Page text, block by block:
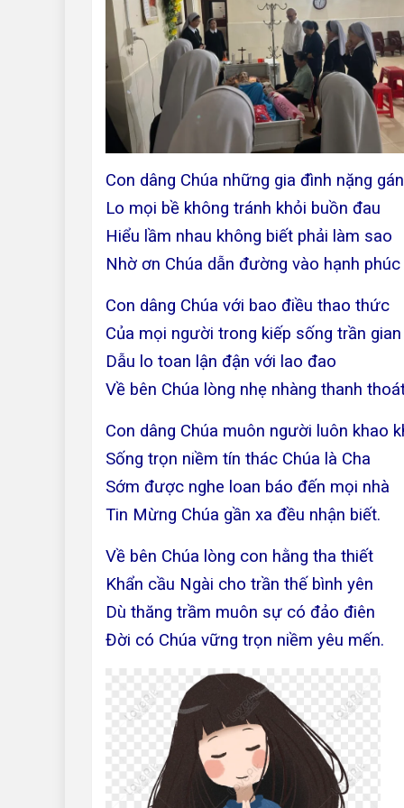
Con dâng Chúa những gia đình nặng
Lo mọi bề không tránh khỏi buồn đau
Hiểu lầm nhau không biết phải làm sao
Nhờ ơn Chúa dẫn đường vào hạnh phúc
Con dâng Chúa với bao điều thao thức
Của mọi người trong kiếp sống trần gian
Dẫu lo toan lận đận với lao đao
Về bên Chúa lòng nhẹ nhàng thanh
Con dâng Chúa muôn người luôn khao
Sống trọn niềm tín thác Chúa là Cha
Sớm được nghe loan báo đến mọi nhà
Tin Mừng Chúa gần xa đều nhận biết.
Về bên Chúa lòng con hằng tha thiết
Khẩn cầu Ngài cho trần thế bình yên
Dù thăng trầm muôn sự có đảo điên
Đời có Chúa vững trọn niềm yêu mến.